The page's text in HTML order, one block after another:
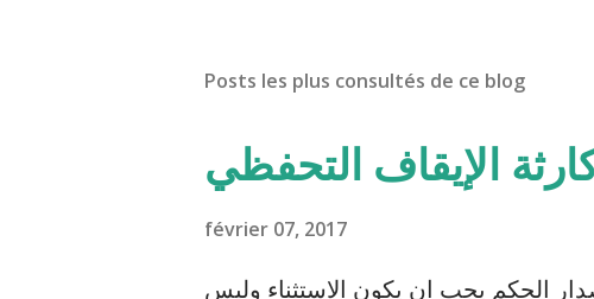
Posts les plus consultés de ce blog
الإيقاف التحفظي
février 07, 2017
الحكم يجب ان يكون الاستثناء وليس